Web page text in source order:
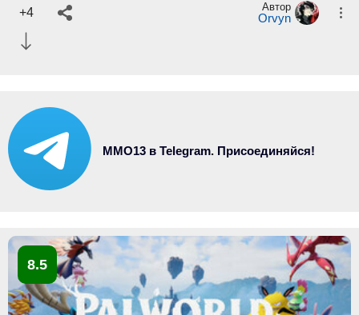
+4 Автор
Orvyn
MMO13 в Telegram. Присоединяйся!
8.5